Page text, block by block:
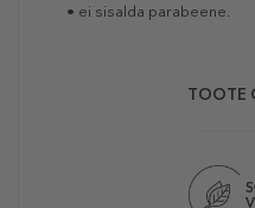
• ei sisalda parabeene.
TOOTE